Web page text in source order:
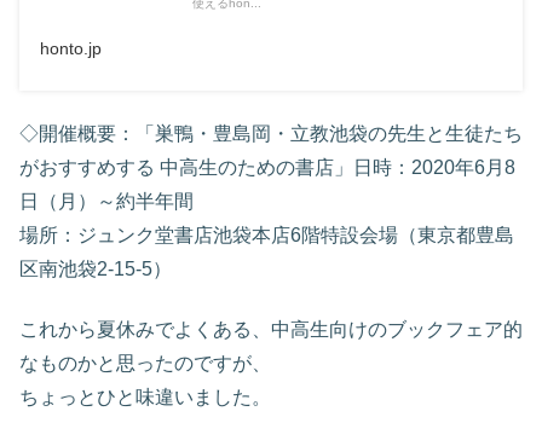
honto.jp
◇開催概要：「巣鴨・豊島岡・立教池袋の先生と生徒たち
がおすすめする 中高生のための書店」日時：2020年6月8
日（月）～約半年間
場所：ジュンク堂書店池袋本店6階特設会場（東京都豊島
区南池袋2-15-5）
これから夏休みでよくある、中高生向けのブックフェア的
なものかと思ったのですが、
ちょっとひと味違いました。